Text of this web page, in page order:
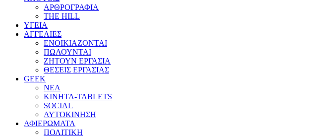
ΑΡΘΡΟΓΡΑΦΙΑ
THE HILL
ΥΓΕΙΑ
ΑΓΓΕΛΙΕΣ
ΕΝΟΙΚΙΑΖΟΝΤΑΙ
ΠΩΛΟΥΝΤΑΙ
ΖΗΤΟΥΝ ΕΡΓΑΣΙΑ
ΘΕΣΕΙΣ ΕΡΓΑΣΙΑΣ
GEEK
ΝΕΑ
ΚΙΝΗΤΑ-TABLETS
SOCIAL
ΑΥΤΟΚΙΝΗΣΗ
ΑΦΙΕΡΩΜΑΤΑ
ΠΟΛΙΤΙΚΗ